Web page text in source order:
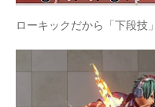
ローキックだから「下段技